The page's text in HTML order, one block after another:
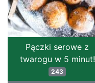
Pączki serowe z
twarogu w 5 minut!
243